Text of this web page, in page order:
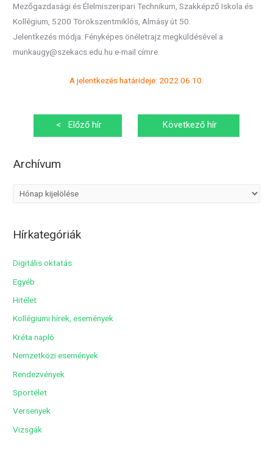
Mezőgazdasági és Élelmiszeripari Technikum, Szakképző Iskola és
Kollégium, 5200 Törökszentmiklós, Almásy út 50.
Jelentkezés módja: Fényképes önéletrajz megküldésével a
munkaugy@szekacs.edu.hu e-mail címre.
A jelentkezés határideje: 2022.06.10.
Bejegyzés
navigáció
< Előző hír
Következő hír
Archívum
hHírkategóriák
Digitális oktatás
Egyéb
Hitélet
Kollégiumi hírek, események
Kréta napló
Nemzetközi események
Rendezvények
Sportélet
Versenyek
Vizsgák